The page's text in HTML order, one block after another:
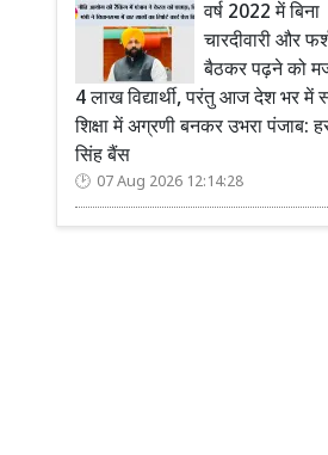
वर्ष 2022 में बिना
चारदीवारी और
बैठकर पढ़ने को
4 लाख विद्यार्थी, परंतु आज देश भर में
शिक्षा में अग्रणी बनकर उभरा पंजाब:
सिंह बैंस
07 Aug 2026 12:14:28